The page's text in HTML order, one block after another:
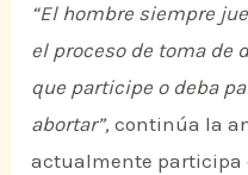
“El hombre siempre
el proceso de toma de
que participe o deba
abortar”, continúa la
actualmente participa